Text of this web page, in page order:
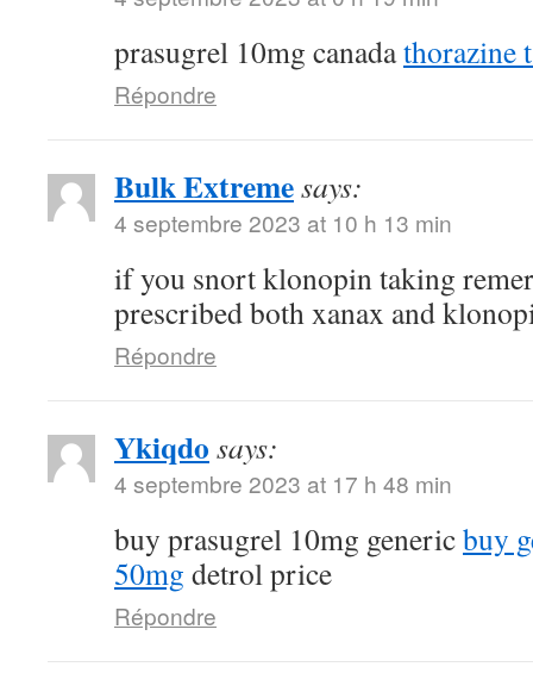
prasugrel 10mg canadathorazine
Répondre
Bulk Extremesays:
4 septembre 2023 at 10 h 13 min
if you snort klonopin taking
prescribed both xanax and
Répondre
Ykiqdo says:
4 septembre 2023 at 17 h 48 min
buy prasugrel 10mg genericbuy
50mg detrol price
Répondre